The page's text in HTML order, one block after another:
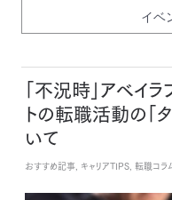
イベ
「不況時」アベイ
トの転職活動の「
いて
おすすめ記事, キャリアTIPS, 転職コラム